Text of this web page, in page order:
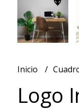
Inicio
Logo